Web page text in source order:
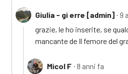
Giulia - gi erre [admin] ∙ 9
grazie, le ho inserite, se
mancante de Il femore del
Micol F ∙ 8 anni fa